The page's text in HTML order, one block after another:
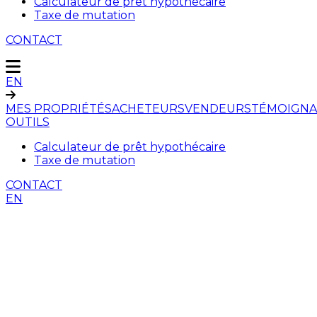
Taxe de mutation
CONTACT
EN
MES PROPRIÉTÉSACHETEURSVENDEURS
OUTILS
Calculateur de prêt hypothécaire
Taxe de mutation
CONTACT
EN